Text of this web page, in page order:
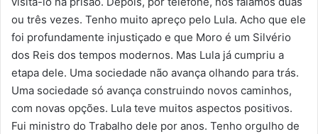
ou três vezes. Tenho muito apreço pelo Lula. Acho que ele
foi profundamente injustiçado e que Moro é um Silvério
dos Reis dos tempos modernos. Mas Lula já cumpriu a
etapa dele. Uma sociedade não avança olhando para trás.
Uma sociedade só avança construindo novos caminhos,
com novas opções. Lula teve muitos aspectos positivos.
Fui ministro do Trabalho dele por anos. Tenho orgulho de